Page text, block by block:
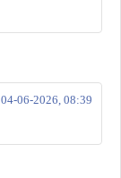
04-06-2026, 08:39